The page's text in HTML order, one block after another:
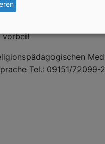
am neuen Ort in
vorbei!
Tel.: 09151/72099-